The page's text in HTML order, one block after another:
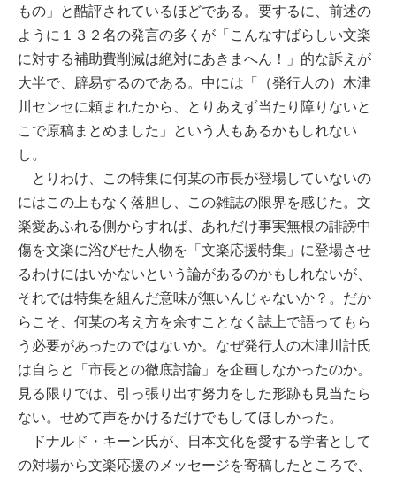
もの」と酷評されているほどである。要するに、前述の
ように１３２名の発言の多くが「こんなすばらしい文楽
に対する補助費削減は絶対にあきまへん！」的な訴えが
大半で、辟易するのである。中には「（発行人の）木津
川センセに頼まれたから、とりあえず当たり障りないと
こで原稿まとめました」という人もあるかもしれない
し。
とりわけ、この特集に何某の市長が登場していないの
にはこの上もなく落胆し、この雑誌の限界を感じた。文
楽愛あふれる側からすれば、あれだけ事実無根の誹謗中
傷を文楽に浴びせた人物を「文楽応援特集」に登場させ
るわけにはいかないという論があるのかもしれないが、
それでは特集を組んだ意味が無いんじゃないか？。だか
らこそ、何某の考え方を余すことなく誌上で語ってもら
う必要があったのではないか。なぜ発行人の木津川計氏
は自らと「市長との徹底討論」を企画しなかったのか。
見る限りでは、引っ張り出す努力をした形跡も見当たら
ない。せめて声をかけるだけでもしてほしかった。
ドナルド・キーン氏が、日本文化を愛する学者として
の対場から文楽応援のメッセージを寄稿したところで、